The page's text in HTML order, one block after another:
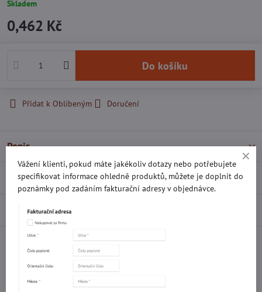
Skladem
0,462 Kč
Do košíku
Přidat k Oblíbeným Doručení
Popis
Recenze 0
Diskuse 0
Facebook TwitterBluesky
Potřebujete poradit s objednávkou?
Vážení klienti, pokud máte jakékoliv dotazy nebo potřebujete
specifikovat informace ohledně produktů, můžete je doplnit do
poznámky pod zadáním fakturační adresy v objednávce.